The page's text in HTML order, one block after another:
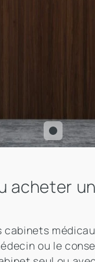
acheter
cabinets
ou le